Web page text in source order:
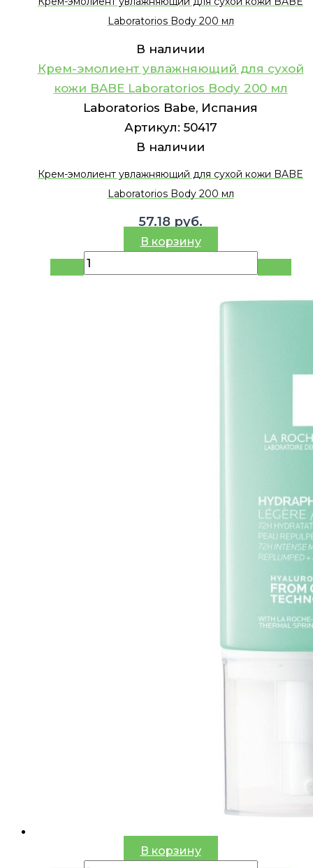
Laboratorios Body 200 мл
В наличии
Крем-эмолиент увлажняющий для сухой
кожи BABE Laboratorios Body 200 мл
Laboratorios Babe, Испания
Артикул: 50417
В наличии
Крем-эмолиент увлажняющий для сухой кожи BABE
Laboratorios Body 200 мл
57.18 руб.
В корзину
В корзину